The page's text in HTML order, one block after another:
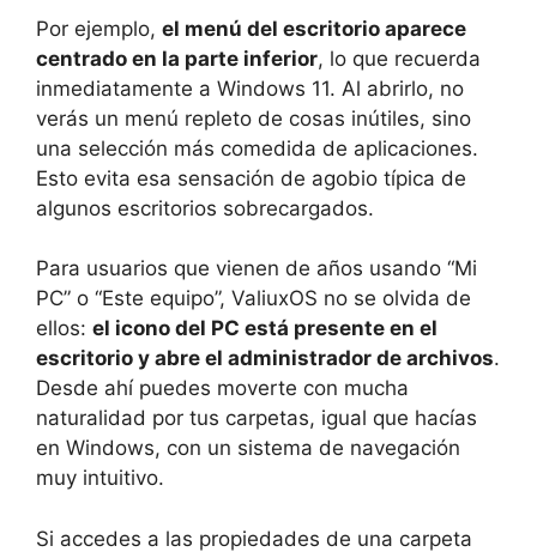
Por ejemplo, el menú del escritorio aparece
centrado en la parte inferior, lo que recuerda
inmediatamente a Windows 11. Al abrirlo, no
verás un menú repleto de cosas inútiles, sino
una selección más comedida de aplicaciones.
Esto evita esa sensación de agobio típica de
algunos escritorios sobrecargados.
Para usuarios que vienen de años usando “Mi
PC” o “Este equipo”, ValiuxOS no se olvida de
ellos: el icono del PC está presente en el
escritorio y abre el administrador de archivos.
Desde ahí puedes moverte con mucha
naturalidad por tus carpetas, igual que hacías
en Windows, con un sistema de navegación
muy intuitivo.
Si accedes a las propiedades de una carpeta